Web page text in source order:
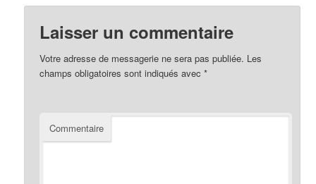
Laisser un commentaire
Votre adresse de messagerie ne sera pas publiée. Les
champs obligatoires sont indiqués avec*
Commentaire